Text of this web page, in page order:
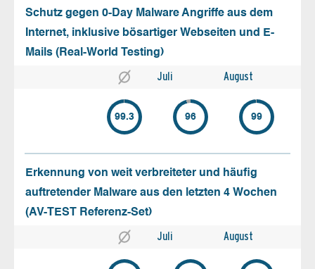
Schutz gegen 0-Day Malware Angriffe aus dem
Internet, inklusive bösartiger Webseiten und E-
Mails (Real-World Testing)
Juli August
99.3 96 99
Erkennung von weit verbreiteter und häufig
auftretender Malware aus den letzten 4 Wochen
(AV-TEST Referenz-Set)
Juli August